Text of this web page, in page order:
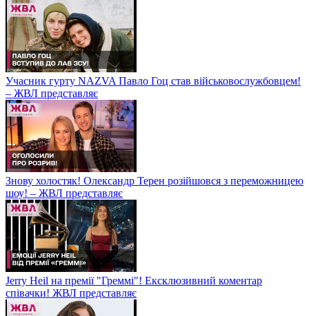
Учасник гурту NAZVA Павло Гоц став військовослужбовцем!
– ЖВЛ представляє
Знову холостяк! Олександр Терен розійшовся з переможницею
шоу! – ЖВЛ представляє
Jerry Heil на премії "Греммі"! Ексклюзивний коментар
співачки! ЖВЛ представляє